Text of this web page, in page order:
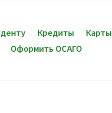
Кредиты
Карты
Оформить ОСАГО